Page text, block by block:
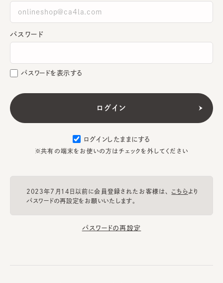
パスワード
パスワードを表示する
ログインしたままにする
※共有の端末をお使いの方はチェックを外してください
2023年7月14日以前に会員登録されたお客様は、 こちらより
パスワードの再設定をお願いいたします。
パスワードの再設定